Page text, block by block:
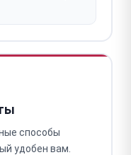
способы
удобен вам.